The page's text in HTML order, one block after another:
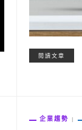
閱讀文章
企業趨勢